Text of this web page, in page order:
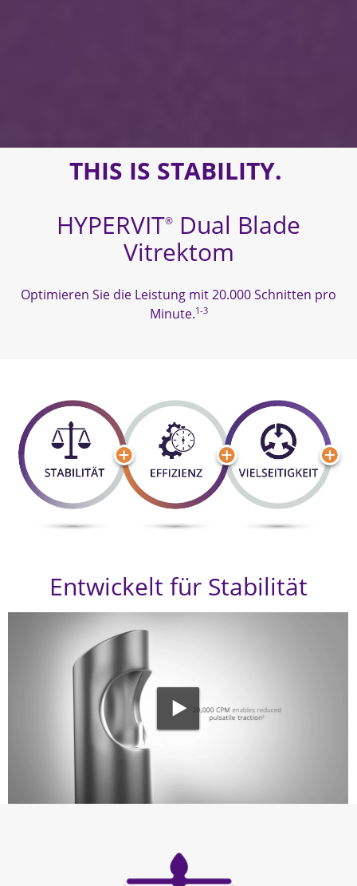
THIS IS STABILITY.
HYPERVIT®
Dual Blade
Vitrektom
Optimieren Sie die Leistung mit 20.000 Schnitten pro
Minute.1-3
Entwickelt für Stabilität